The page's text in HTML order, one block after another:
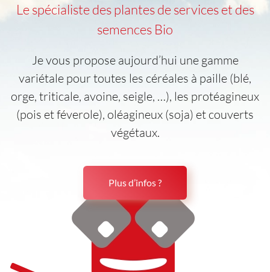
Le spécialiste des plantes de services et des
semences Bio
Je vous propose aujourd’hui une gamme
variétale pour toutes les céréales à paille (blé,
orge, triticale, avoine, seigle, …), les protéagineux
(pois et féverole), oléagineux (soja) et couverts
végétaux.
Plus d’infos ?